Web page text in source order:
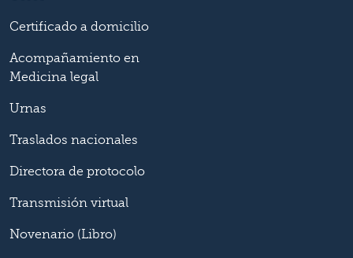
Certificado a domicilio
Acompañamiento en
Medicina legal
Urnas
Traslados nacionales
Directora de protocolo
Transmisión virtual
Novenario (Libro)